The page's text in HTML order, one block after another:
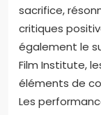
sacrifice,
critiques
également le
Film Institute,
éléments de
Les